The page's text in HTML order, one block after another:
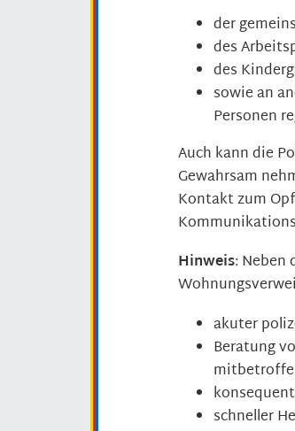
der
des
des
sowie an
Personen
Auch kann die
Gewahrsam
Kontakt zum
Hinweis: Neben
akuter
Beratung
schneller